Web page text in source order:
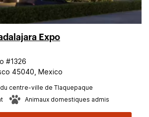
Expo
#1326
45040, Mexico
du centre-ville de Tlaquepaque
Animaux domestiques admis